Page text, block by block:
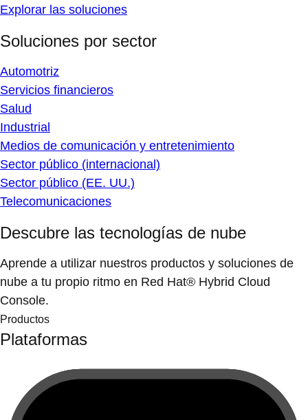
Explorar las soluciones
Soluciones por sector
Automotriz
Servicios financieros
Salud
Industrial
Medios de comunicación y entretenimiento
Sector público (internacional)
Sector público (EE. UU.)
Telecomunicaciones
Descubre las tecnologías de nube
Aprende a utilizar nuestros productos y soluciones de
nube a tu propio ritmo en Red Hat® Hybrid Cloud
Console.
Productos
Plataformas